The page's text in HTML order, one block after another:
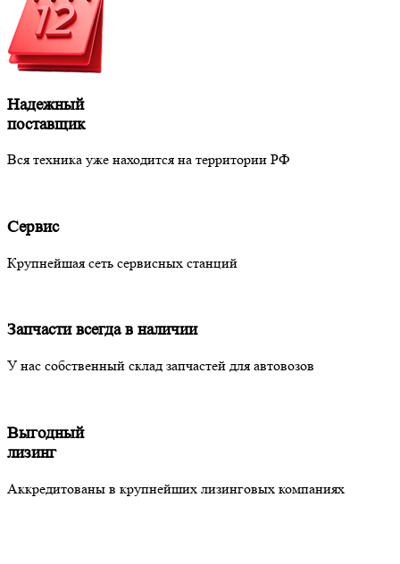
Надежный
поставщик
Вся техника уже находится на территории РФ
Сервис
Крупнейшая сеть сервисных станций
Запчасти всегда в наличии
У нас собственный склад запчастей для автовозов
Выгодный
лизинг
Аккредитованы в крупнейших лизинговых компаниях